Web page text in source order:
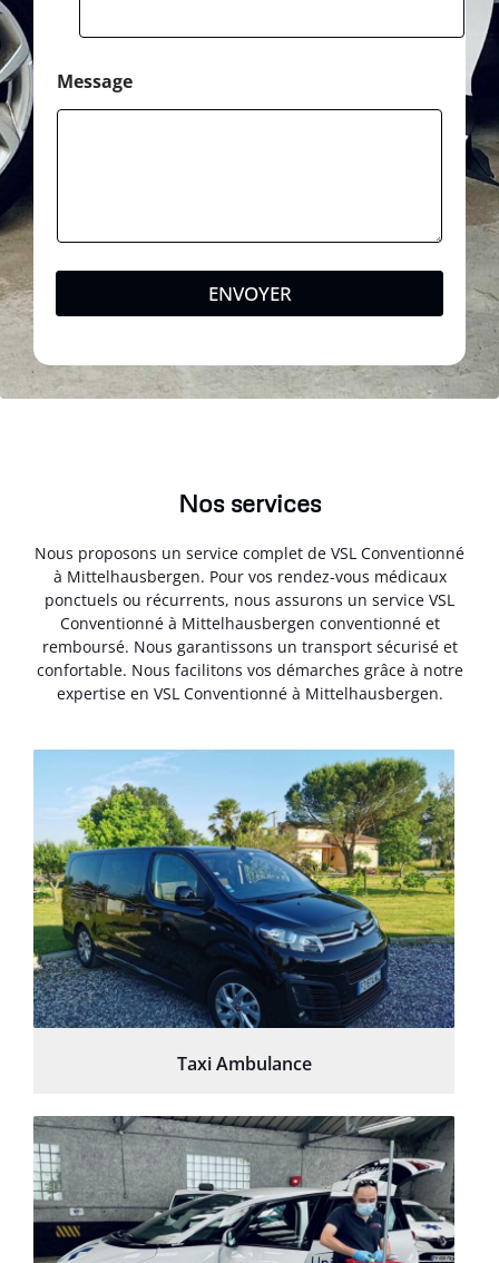
Message
ENVOYER
Nos services
Nous proposons un service complet de VSL Conventionné
à Mittelhausbergen. Pour vos rendez-vous médicaux
ponctuels ou récurrents, nous assurons un service VSL
Conventionné à Mittelhausbergen conventionné et
remboursé. Nous garantissons un transport sécurisé et
confortable. Nous facilitons vos démarches grâce à notre
expertise en VSL Conventionné à Mittelhausbergen.
Taxi Ambulance